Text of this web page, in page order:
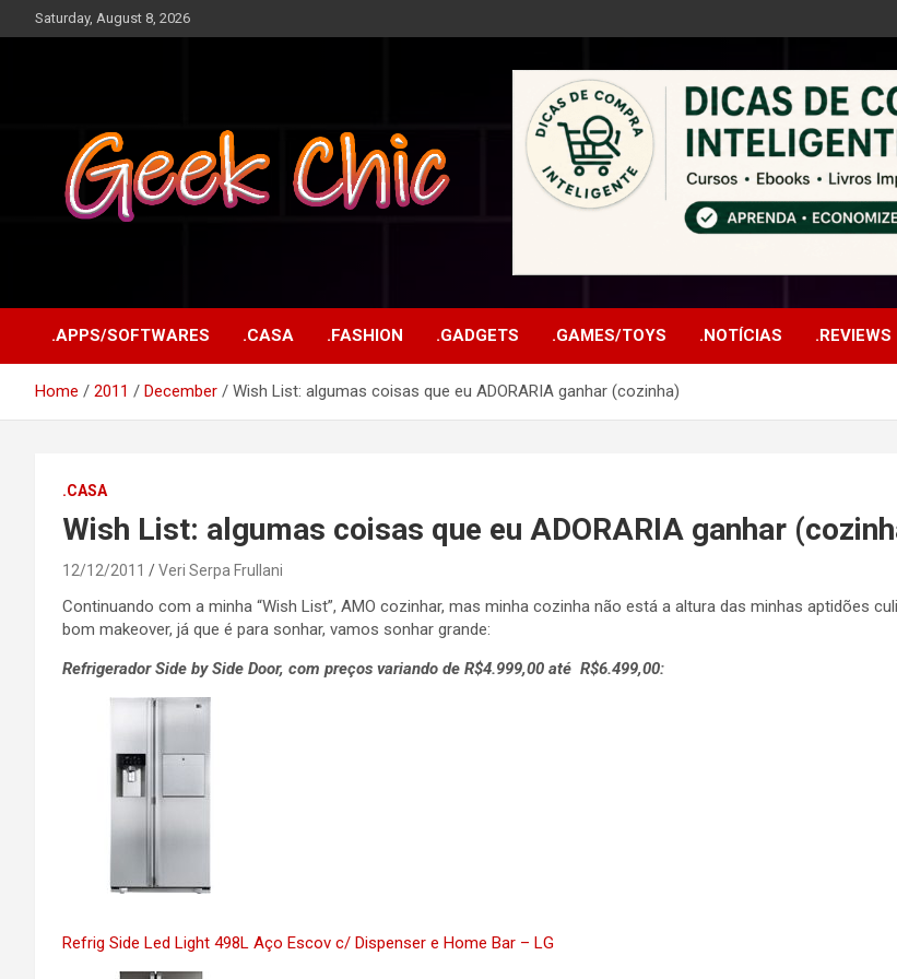
to
Saturday, August 8, 2026
.APPS/SOFTWARES .CASA .FASHION .GADGETS .GAMES/TOYS .NOTÍCIAS .REVIEWS
Home 2011 December Wish List: algumas coisas que eu ADORARIA ganhar (cozinha)
.CASA
Wish List: algumas coisas que eu ADORARIA ganhar
12/12/2011 Veri Serpa Frullani
Continuando com a minha “Wish List”, AMO cozinhar, mas minha cozinha não está a altura das minhas aptidões
bom makeover, já que é para sonhar, vamos sonhar grande:
Refrigerador Side by Side Door, com preços variando de R$4.999,00 até R$6.499,00:
Refrig Side Led Light 498L Aço Escov c/ Dispenser e Home Bar – LG